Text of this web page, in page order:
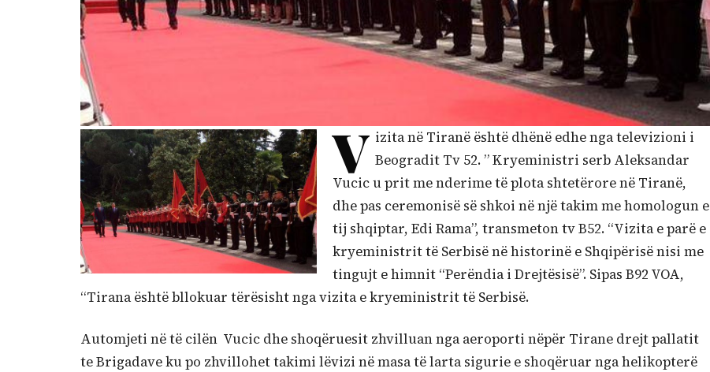
V izita në Tiranë është dhënë edhe nga televizioni i
Beogradit Tv 52. ” Kryeministri serb Aleksandar
Vucic u prit me nderime të plota shtetërore në Tiranë,
dhe pas ceremonisë së shkoi në një takim me homologun e
tij shqiptar, Edi Rama”, transmeton tv B52. “Vizita e parë e
kryeministrit të Serbisë në historinë e Shqipërisë nisi me
tingujt e himnit “Perëndia i Drejtësisë”. Sipas B92 VOA,
“Tirana është bllokuar tërësisht nga vizita e kryeministrit të Serbisë.
Automjeti në të cilën Vucic dhe shoqëruesit zhvilluan nga aeroporti nëpër Tirane drejt pallatit
te Brigadave ku po zhvillohet takimi lëvizi në masa të larta sigurie e shoqëruar nga helikopterë